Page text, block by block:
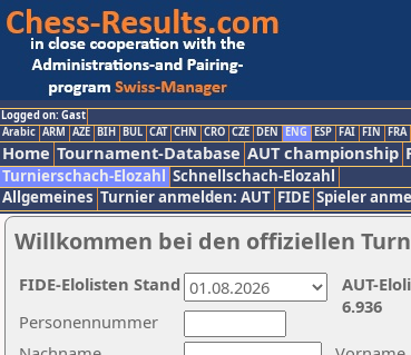
Logged on: Gast
Arabic ARM AZE BIH BUL CAT CHN CRO CZE DEN ENG ESP FAI FIN FRA
Home Tournament-Database AUT championship
Turnierschach-Elozahl Schnellschach-Elozahl
Allgemeines Turnier anmelden: AUT FIDE Spieler
Willkommen bei den offiziellen
Personennummer
AUT-
6.936
FIDE-Elolisten Stand